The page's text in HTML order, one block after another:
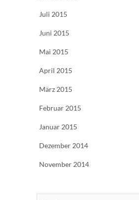
Juli 2015
Juni 2015
Mai 2015
April 2015
März 2015
Februar 2015
Januar 2015
Dezember 2014
November 2014